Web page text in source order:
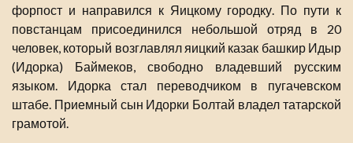
форпост и направился к Яицкому городку. По пути к
повстанцам присоединился небольшой отряд в 20
человек, который возглавлял яицкий казак башкир Идыр
(Идорка) Баймеков, свободно владевший русским
языком. Идорка стал переводчиком в пугачевском
штабе. Приемный сын Идорки Болтай владел татарской
грамотой.